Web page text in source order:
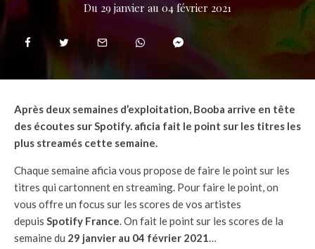
Du 29 janvier au 04 février 2021
Après deux semaines d’exploitation, Booba arrive en tête
des écoutes sur Spotify. aficia fait le point sur les titres les
plus streamés cette semaine.
Chaque semaine aficia vous propose de faire le point sur les
titres qui cartonnent en streaming. Pour faire le point, on
vous offre un focus sur les scores de vos artistes
depuis Spotify France. On fait le point sur les scores de la
semaine du 29 janvier au 04 février 2021…